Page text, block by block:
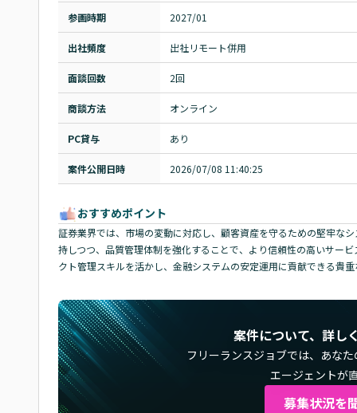
参画時期 2027/01
出社頻度 出社リモート併用
面談回数 2回
商談方法 オンライン
PC貸与 あり
案件公開日時 2026/07/08 11:40:25
おすすめポイント
証券業界では、市場の変動に対応し、顧客資産を守るための堅牢な
持しつつ、品質管理体制を強化することで、より信頼性の高いサー
クト管理スキルを活かし、金融システムの安定運用に貢献できる貴
案件について、詳し
フリーランスジョブでは、 あな
エージェントが
募集状況を